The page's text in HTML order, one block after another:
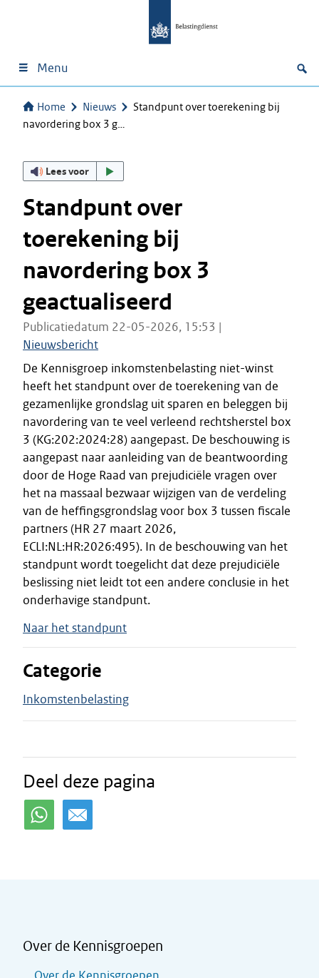
Menu
Home Nieuws
Standpunt over toerekening bij
navordering box 3 g…
Lees voor
Standpunt over
toerekening bij
navordering box 3
geactualiseerd
Publicatiedatum 22-05-2026, 15:53 |
Nieuwsbericht
De Kennisgroep inkomstenbelasting niet-winst
heeft het standpunt over de toerekening van de
gezamenlijke grondslag uit sparen en beleggen bij
navordering van te veel verleend rechtsherstel box
3 (KG:202:2024:28) aangepast. De beschouwing is
aangepast naar aanleiding van de beantwoording
door de Hoge Raad van prejudiciële vragen over
het na massaal bezwaar wijzigen van de verdeling
van de heffingsgrondslag voor box 3 tussen fiscale
partners (HR 27 maart 2026,
ECLI:NL:HR:2026:495). In de beschouwing van het
standpunt wordt toegelicht dat deze prejudiciële
beslissing niet leidt tot een andere conclusie in het
onderhavige standpunt.
Naar het standpunt
Categorie
Inkomstenbelasting
Deel deze pagina
Over de Kennisgroepen